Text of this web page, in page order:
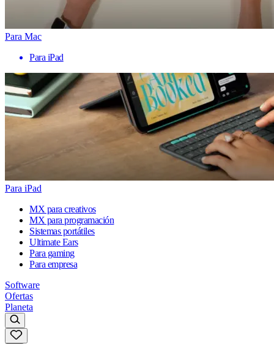
Para Mac
Para iPad
Para iPad
MX para creativos
MX para programación
Sistemas portátiles
Ultimate Ears
Para gaming
Para empresa
Software
Ofertas
Planeta